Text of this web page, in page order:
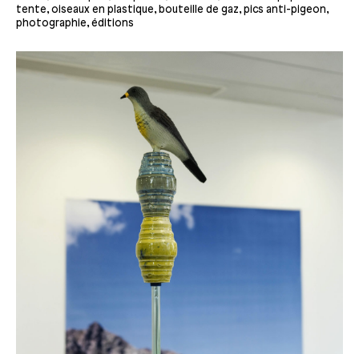
tente, oiseaux en plastique, bouteille de gaz, pics anti-pigeon,
photographie, éditions